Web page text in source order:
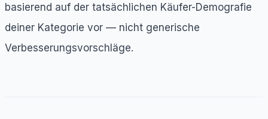
basierend auf der tatsächlichen Käufer-Demografie
deiner Kategorie vor — nicht generische
Verbesserungsvorschläge.